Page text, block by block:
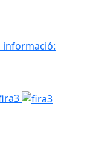
informació: